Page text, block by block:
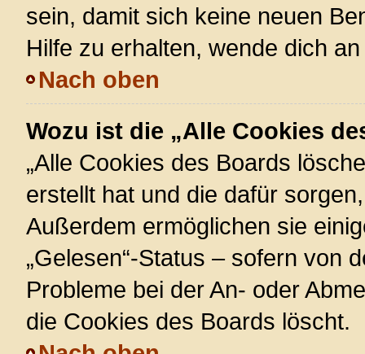
sein, damit sich keine neuen
Hilfe zu erhalten, wende dich
Nach oben
Wozu ist die „Alle Cookies
„Alle Cookies des Boards
erstellt hat und die dafür
Außerdem ermöglichen sie
„Gelesen“-Status – sofern von
Probleme bei der An- oder
die Cookies des Boards löscht.